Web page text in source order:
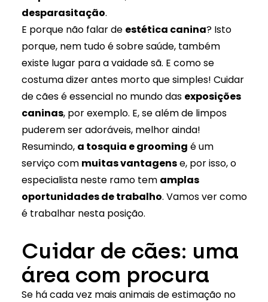
desparasitação.
E porque não falar de estética canina? Isto
porque, nem tudo é sobre saúde, também
existe lugar para a vaidade sã. E como se
costuma dizer antes morto que simples! Cuidar
de cães é essencial no mundo das exposições
caninas, por exemplo. E, se além de limpos
puderem ser adoráveis​​, melhor ainda!
Resumindo, a tosquia e grooming é um
serviço com muitas vantagense, por isso, o
especialista neste ramo tem amplas
oportunidades de trabalho. Vamos ver como
é trabalhar nesta posição.
Cuidar de cães: uma
área com procura
Se há cada vez mais animais de estimação no